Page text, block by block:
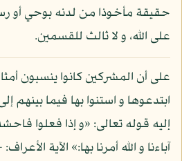
حقيقة مأخوذا من لدنه بوحي أو
على الله، و لا ثالث للقسمين.
على أن المشركين كانوا ينسبون
ابتدعوها و استنوا بها فيما بينهم
إليه قوله تعالى: «و إذا فعلوا
آباءنا و الله أمرنا بها:» الآية الأعراف: -